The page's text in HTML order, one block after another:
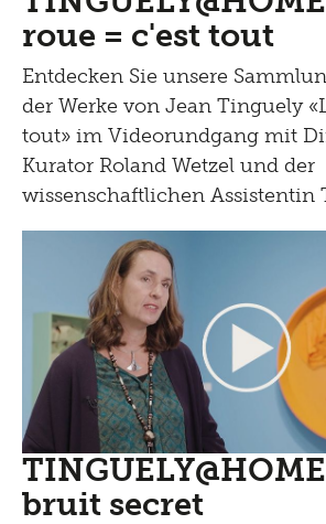
roue = c'est tout
Entdecken Sie unsere
der Werke von Jean Tinguely
tout» im Videorundgang mit
Kurator Roland Wetzel und der
wissenschaftlichen Assistentin
bruit secret